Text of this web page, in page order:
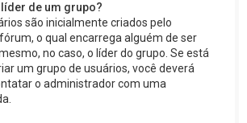
de um grupo?
são inicialmente criados pelo
o qual encarrega alguém de ser
no caso, o líder do grupo. Se está
um grupo de usuários, você deverá
o administrador com uma